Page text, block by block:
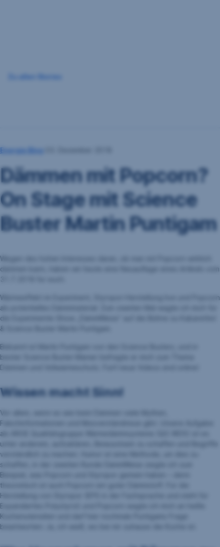
Energie Blog
Dämmen mit Popcorn?
On Stage mit Science
Buster Martin Puntigam
Wegen des hohen Interesses daran, ob man mit Popcorn wirklich
dämmen kann, haben wir heute eine Neuauflage eines Artikels vom
31.7.2018 für euch.
Wärmeeffekt im Experiment, Styropor-Herstellung live und Popcorn
als potentielles Dämmmaterial: Zum zweiten Mal wagte ich mich für
die Experimente-Show „DämmWeise“ auf die Bühne zu Kabarettist
& Science Buster Martin Puntigam.
Bekannt ist Martin Puntigam von den Science Busters, und in
bester Science Buster-Manier befragte er mich zum Thema
Dämmen und Vollwärmeschutz. Fünf neue Videos sind online!
Wissen macht Sinn!
Vor allem, wenn es wie beim Dämmen viele Mythen,
Falschinformationen und Missverständnisse gibt. Unsere Aufgabe
als ARGE Qualitätsgruppe Wärmedämmsysteme (QG WDS) ist es
unter anderem, aufzuklären, Bewusstsein zu schaffen und Begriffe
verständlich zu machen. Humor ist eine Methode, um dies zu
schaffen, in der zweiten Runde DämmWeise zeigte ich zum
Beispiel, was Popcorn und Styropor gemein haben – denn
theoretisch ist auch Popcorn ein guter Dämmstoff. Für die
Herstellung von Styropor (EPS in der Fachsprache und steht für
Expandiertes Polystyrol) und Popcorn wagte ich mich an heiße
Küchenutensilien und darf hier nochmals Puntigams Frage
beantworten: Ja, ich weiß, wo bei mir zuhause die Küche ist.